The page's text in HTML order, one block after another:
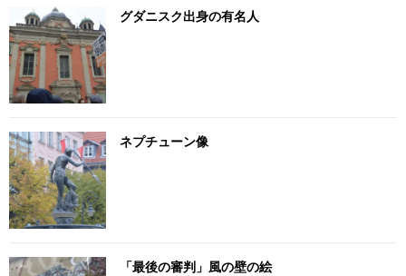
グダニスク出身の有名人
ネプチューン像
「最後の審判」風の壁の絵